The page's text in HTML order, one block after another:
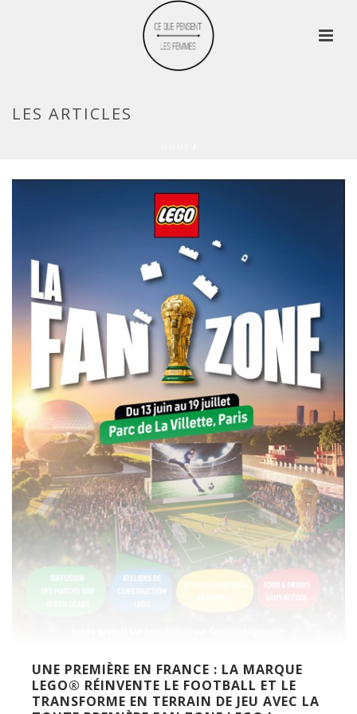
LES ARTICLES
UNE PREMIÈRE EN FRANCE : LA MARQUE
LEGO® RÉINVENTE LE FOOTBALL ET LE
TRANSFORME EN TERRAIN DE JEU AVEC LA